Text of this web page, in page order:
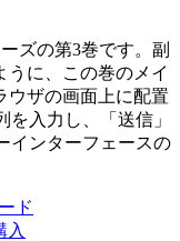
ズの第3巻です。副
に、この巻のメイ
ウザの画面上に配置
入力し、「送信」
インターフェースの
ド
入